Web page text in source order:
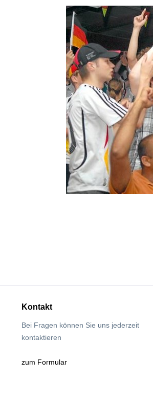
Kontakt
Bei Fragen können Sie uns jederzeit
kontaktieren
zum Formular